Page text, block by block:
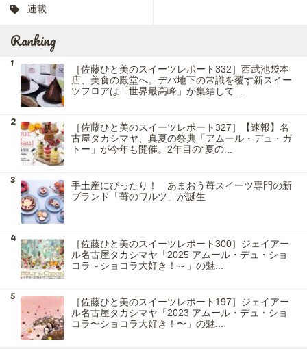
連載
Ranking
［佐藤ひと美のスイーツレポート332］西武池袋本
店、美食の殿堂へ。デパ地下の常識を覆す新スイー
ツフロアは「世界最高峰」が集結して...
［佐藤ひと美のスイーツレポート327］【速報】名
古屋タカシマヤ、真夏の祭典「アムール・デュ・ガ
トー」が今年も開催。2年目の“夏の...
手土産にぴったり！ あまおう苺スイーツ専門の新
ブランド「苺のワルツ」が誕生
［佐藤ひと美のスイーツレポート300］ジェイアー
ル名古屋タカシマヤ「2025 アムール・デュ・ショ
コラ～ショコラ大好き！～」の魅...
［佐藤ひと美のスイーツレポート197］ジェイアー
ル名古屋タカシマヤ「2023 アムール・デュ・ショ
コラ〜ショコラ大好き！〜」の魅...